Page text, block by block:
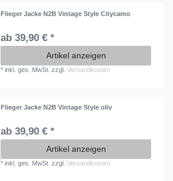
Flieger Jacke N2B Vintage Style Citycamo
ab 39,90 € *
Artikel anzeigen
*inkl. ges. MwSt. zzgl.Versandkosten
Flieger Jacke N2B Vintage Style oliv
ab 39,90 € *
Artikel anzeigen
*inkl. ges. MwSt. zzgl.Versandkosten